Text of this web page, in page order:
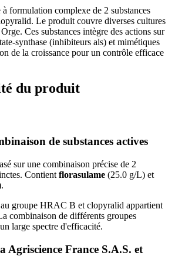
formulation complexe de 2 substances
Le produit couvre diverses cultures
Ces substances intègre des actions sur
synthase (inhibiteurs als) et mimétiques
de la croissance pour un contrôle efficace
du produit
de substances actives
sur une combinaison précise de 2
Contient florasulame (25.0 g/L) et
groupe HRAC B et clopyralid appartient
combinaison de différents groupes
large spectre d'efficacité.
Agriscience France S.A.S. et